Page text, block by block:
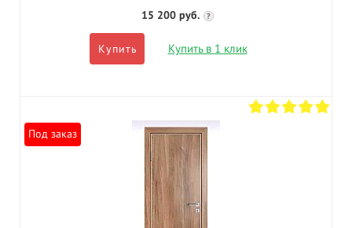
15 200 руб. ?
Купить Купить в 1 клик
Под заказ